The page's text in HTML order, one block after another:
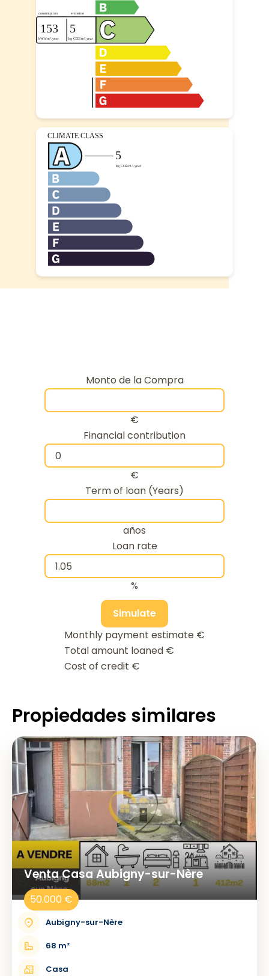
Monto de la Compra
€
Financial contribution
€
Term of loan (Years)
años
Loan rate
%
Simulate
Monthly payment estimate €
Total amount loaned €
Cost of credit €
Propiedades similares
Venta Casa Aubigny-sur-Nère
50.000 €
Aubigny-sur-Nère
68 m²
Casa